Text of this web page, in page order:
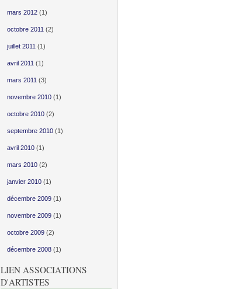
mars 2012(1)
octobre 2011 (2)
juillet 2011 (1)
avril 2011 (1)
mars 2011 (3)
novembre 2010(1)
octobre 2010(2)
septembre 2010(1)
avril 2010(1)
mars 2010(2)
janvier 2010(1)
décembre 2009(1)
novembre 2009(1)
octobre 2009(2)
décembre 2008(1)
LIEN ASSOCIATIONS
D'ARTISTES